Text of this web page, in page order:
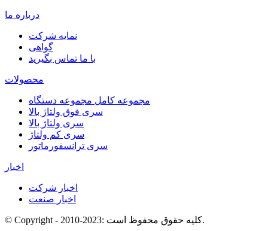
درباره ما
نمایه شرکت
گواهی
با ما تماس بگیرید
محصولات
مجموعه کامل مجموعه دستگاه
سری فوق ولتاژ بالا
سری ولتاژ بالا
سری کم ولتاژ
سری ترانسفورماتور
اخبار
اخبار شرکت
اخبار صنعت
© Copyright - 2010-2023: کلیه حقوق محفوظ است.